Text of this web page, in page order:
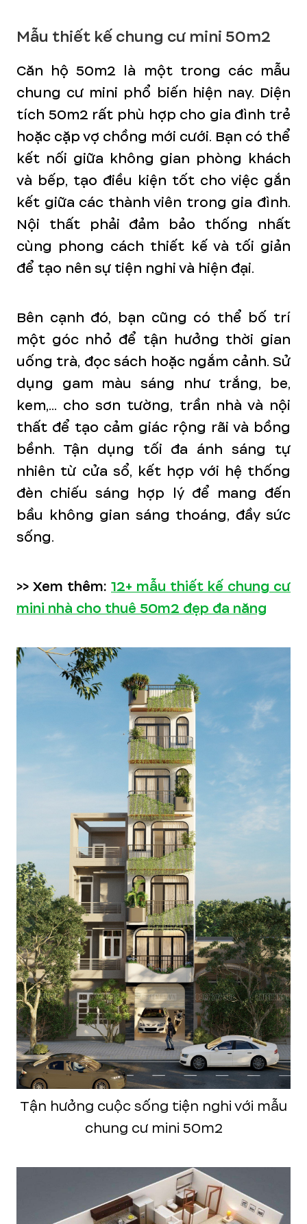
Mẫu thiết kế chung cư mini 50m2
Căn hộ 50m2 là một trong các mẫu
chung cư mini phổ biến hiện nay. Diện
tích 50m2 rất phù hợp cho gia đình trẻ
hoặc cặp vợ chồng mới cưới. Bạn có thể
kết nối giữa không gian phòng khách
và bếp, tạo điều kiện tốt cho việc gắn
kết giữa các thành viên trong gia đình.
Nội thất phải đảm bảo thống nhất
cùng phong cách thiết kế và tối giản
để tạo nên sự tiện nghi và hiện đại.
Bên cạnh đó, bạn cũng có thể bố trí
một góc nhỏ để tận hưởng thời gian
uống trà, đọc sách hoặc ngắm cảnh. Sử
dụng gam màu sáng như trắng, be,
kem,... cho sơn tường, trần nhà và nội
thất để tạo cảm giác rộng rãi và bồng
bềnh. Tận dụng tối đa ánh sáng tự
nhiên từ cửa sổ, kết hợp với hệ thống
đèn chiếu sáng hợp lý để mang đến
bầu không gian sáng thoáng, đầy sức
sống.
>> Xem thêm: 12+ mẫu thiết kế chung cư
mini nhà cho thuê 50m2 đẹp đa năng
Tận hưởng cuộc sống tiện nghi với mẫu
chung cư mini 50m2